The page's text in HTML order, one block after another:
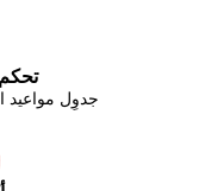
جدوِل مواعيد